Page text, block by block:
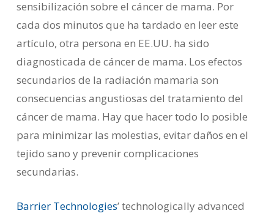
sensibilización sobre el cáncer de mama. Por
cada dos minutos que ha tardado en leer este
artículo, otra persona en EE.UU. ha sido
diagnosticada de cáncer de mama. Los efectos
secundarios de la radiación mamaria son
consecuencias angustiosas del tratamiento del
cáncer de mama. Hay que hacer todo lo posible
para minimizar las molestias, evitar daños en el
tejido sano y prevenir complicaciones
secundarias.
Barrier Technologies’ technologically advanced